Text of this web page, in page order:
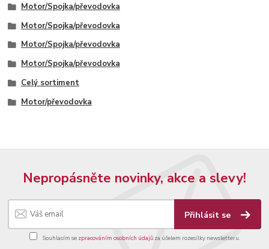
Motor/Spojka/převodovka
Motor/Spojka/převodovka
Motor/Spojka/převodovka
Motor/Spojka/převodovka
Celý sortiment
Motor/převodovka
Nepropásněte novinky, akce a slevy!
Přihlásit se
Souhlasím se zpracováním osobních údajůza účelem rozesílky newsletteru.